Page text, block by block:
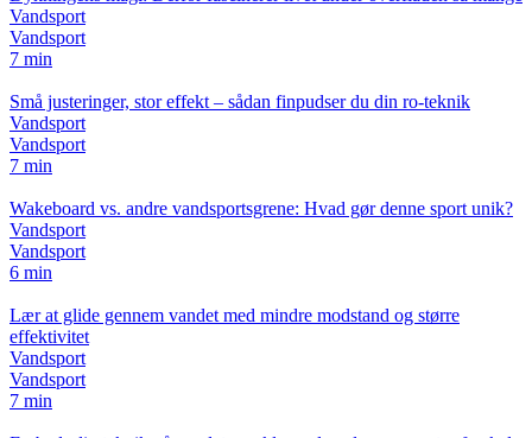
Vandsport
Vandsport
7 min
Små justeringer, stor effekt – sådan finpudser du din ro-teknik
Vandsport
Vandsport
7 min
Wakeboard vs. andre vandsportsgrene: Hvad gør denne sport unik?
Vandsport
Vandsport
6 min
Lær at glide gennem vandet med mindre modstand og større
effektivitet
Vandsport
Vandsport
7 min